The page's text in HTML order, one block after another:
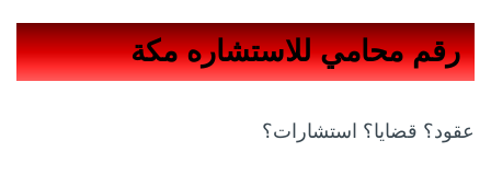
رقم محامي للاستشاره مكة
عقود؟ قضايا؟ استشارات؟